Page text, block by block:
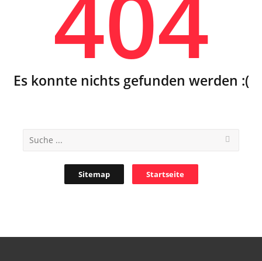
Es konnte nichts gefunden werden :(
Sitemap Startseite